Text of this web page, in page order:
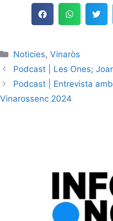
Noticies,Vinaròs
Podcast | Les Ones;
Podcast | Entrevista
Vinarossenc 2024